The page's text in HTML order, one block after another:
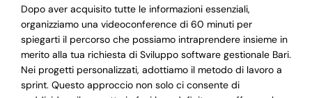
Dopo aver acquisito tutte le informazioni essenziali,
organizziamo una videoconference di 60 minuti per
spiegarti il percorso che possiamo intraprendere insieme in
merito alla tua richiesta di Sviluppo software gestionale Bari.
Nei progetti personalizzati, adottiamo il metodo di lavoro a
sprint. Questo approccio non solo ci consente di